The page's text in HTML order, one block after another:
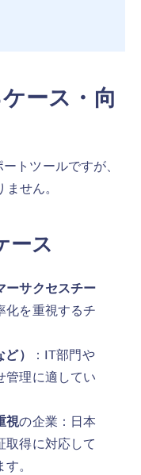
ース・向
トツールですが、
せん。
ース
ーサクセスチー
化を重視するチ
）
：IT部門や
管理に適してい
視の企業：日本
取得に対応して
。